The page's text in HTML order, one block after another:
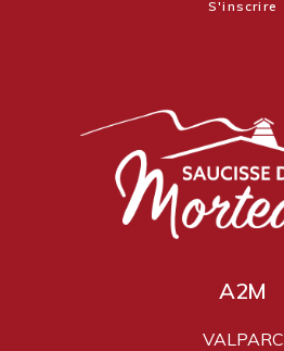
A2M
VALPARC